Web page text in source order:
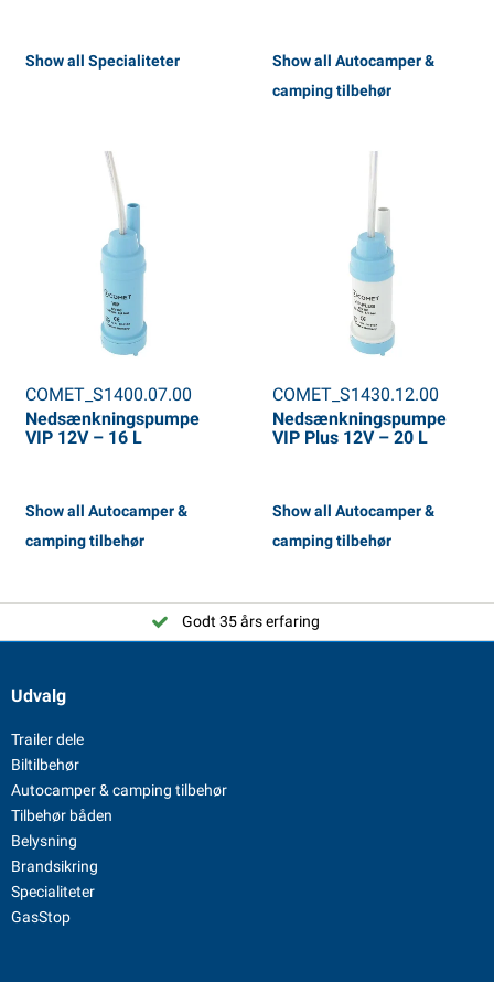
Show all Specialiteter
Show all Autocamper &
camping tilbehør
COMET_S1400.07.00
Nedsænkningspumpe
VIP 12V – 16 L
Show all Autocamper &
camping tilbehør
COMET_S1430.12.00
Nedsænkningspumpe
VIP Plus 12V – 20 L
Show all Autocamper &
camping tilbehør
Godt 35 års erfaring
Udvalg
Trailer dele
Biltilbehør
Autocamper & camping tilbehør
Tilbehør båden
Belysning
Brandsikring
Specialiteter
GasStop